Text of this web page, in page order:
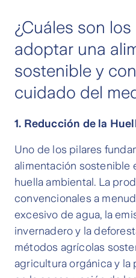
¿Cuáles son
adoptar una
sostenible y
cuidado del
1. Reducción de la
Uno de los pilares
alimentación sostenible
huella ambiental. La
convencionales a
excesivo de agua, la
invernadero y la
métodos agrícolas
agricultura orgánica y la